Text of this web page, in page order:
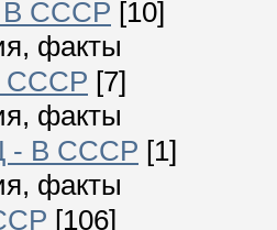
СССР [10]
факты
СССР [7]
факты
- В СССР [1]
факты
[106]